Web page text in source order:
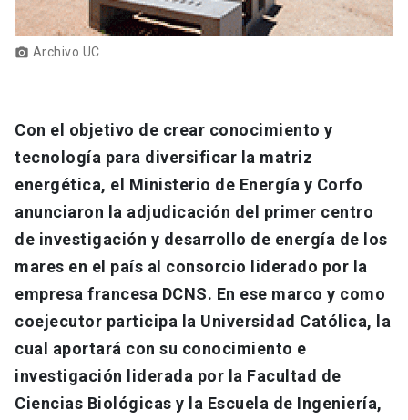
photo_camera Archivo UC
Con el objetivo de crear conocimiento y
tecnología para diversificar la matriz
energética, el Ministerio de Energía y Corfo
anunciaron la adjudicación del primer centro
de investigación y desarrollo de energía de los
mares en el país al consorcio liderado por la
empresa francesa DCNS. En ese marco y como
coejecutor participa la Universidad Católica, la
cual aportará con su conocimiento e
investigación liderada por la Facultad de
Ciencias Biológicas y la Escuela de Ingeniería,